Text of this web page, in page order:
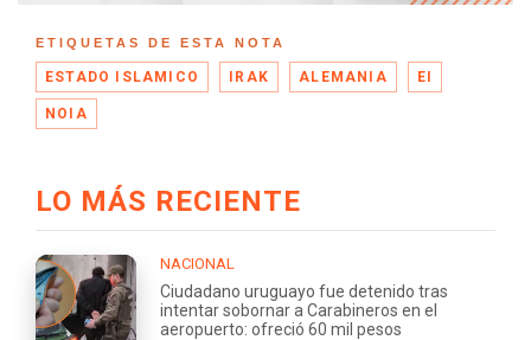
ETIQUETAS DE ESTA NOTA
ESTADO ISLAMICO IRAK ALEMANIA EI
NOIA
LO MÁS RECIENTE
NACIONAL
Ciudadano uruguayo fue detenido tras
intentar sobornar a Carabineros en el
aeropuerto: ofreció 60 mil pesos